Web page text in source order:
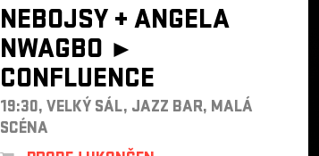
NEBOJSY + ANGELA
NWAGBO ►
CONFLUENCE
19:30, VELKÝ SÁL, JAZZ BAR, MALÁ
SCÉNA